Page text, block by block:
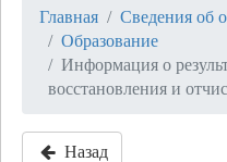
Главная
Сведения об
Образование
Информация о
восстановления и
Назад